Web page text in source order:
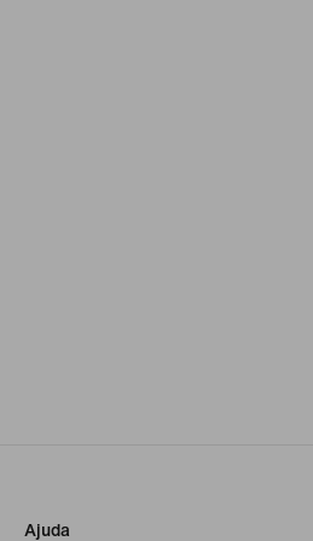
Ajuda